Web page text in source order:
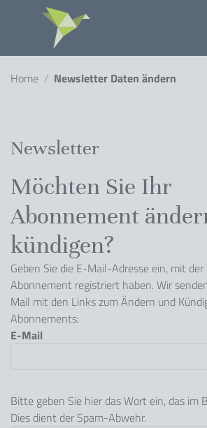
Gathmann
Sie sind hier:
Home Newsletter Daten ändern
Newsletter
Möchten Sie Ihr
Abonnement
kündigen?
Geben Sie die E-Mail-Adresse ein, mit
Abonnement registriert haben. Wir
Mail mit den Links zum Ändern und
Abonnements:
E-Mail
Bitte geben Sie hier das Wort ein, das im
Dies dient der Spam-Abwehr.